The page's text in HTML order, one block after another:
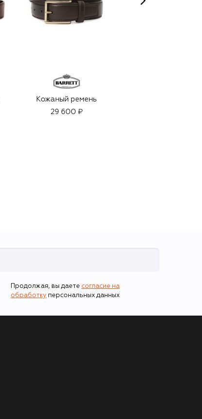
Кожаный ремень
29 600 ₽
Продолжая, вы даете согласие на
обработку персональных данных